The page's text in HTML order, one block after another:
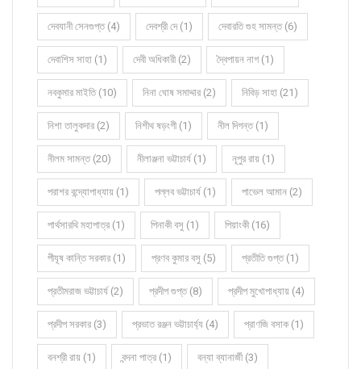
দেবযানী সেনগুপ্ত (4) দেবশ্রী দে (1) দেবারতি গুহ সামন্ত (6)
দেবাশিস সাহা (1) দেবী অধিকারী (2) দ্বৈপায়ন নাগ (1)
নবকুমার মাইতি (10) নিনা ঘোষ সমাদ্দার (2) নিবিড় সাহা (21)
নিশা তালুকদার (2) নিশীথ ষড়ংগী (1) নীল দিগন্ত (1)
নীলম সামন্ত (20) নীলাঞ্জনা ভট্টাচার্য (1) নূপুর রায় (1)
পরাশর বন্দ্যোপাধ্যায় (1) পল্লব ভট্টাচার্য (1) পাভেল আমান (2)
পার্থসারথি মহাপাত্র (1) পিনাকী বসু (1) পিয়াংকী (16)
পীযূষ কান্তি সরকার (1) প্রণব কুমার বসু (5) প্রতীতি গুপ্ত (1)
প্রতীমরাজ ভট্টাচার্য (2) প্রদীপ গুপ্ত (8) প্রদীপ মুখোপাধ্যায় (4)
প্রদীপ সরকার (3) প্রভাত রঞ্জন ভট্টাচার্য্য (4) প্রাণজি বসাক (1)
বনশ্রী রায় (1) বন্দনা পাত্র (1) বন্যা ব্যানার্জী (3)